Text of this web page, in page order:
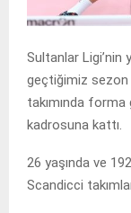
Sultanlar Ligi’nin
geçtiğimiz sezon
takımında
kadrosuna kattı.
26 yaşında ve
Scandicci